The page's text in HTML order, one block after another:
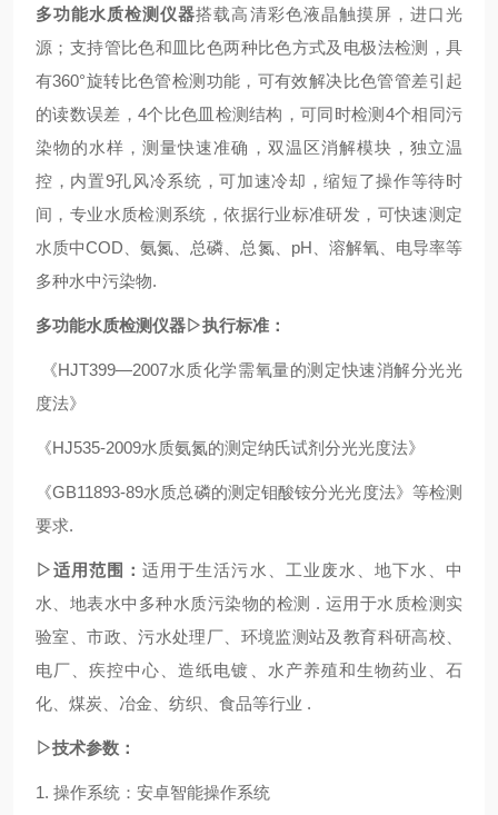
多功能水质检测仪器搭载高清彩色液晶触摸屏，进口光
源；支持管比色和皿比色两种比色方式及电极法检测，具
有360°旋转比色管检测功能，可有效解决比色管管差引起
的读数误差，4个比色皿检测结构，可同时检测4个相同污
染物的水样，测量快速准确，双温区消解模块，独立温
控，内置9孔风冷系统，可加速冷却，缩短了操作等待时
间，专业水质检测系统，依据行业标准研发，可快速测定
水质中COD、氨氮、总磷、总氮、pH、溶解氧、电导率等
多种水中污染物.
多功能水质检测仪器▷执行标准：
《HJT399—2007水质化学需氧量的测定快速消解分光光
度法》
《HJ535-2009水质氨氮的测定纳氏试剂分光光度法》
《GB11893-89水质总磷的测定钼酸铵分光光度法》等检测
要求.
▷适用范围：适用于生活污水、工业废水、地下水、中
水、地表水中多种水质污染物的检测 . 运用于水质检测实
验室、市政、污水处理厂、环境监测站及教育科研高校、
电厂、疾控中心、造纸电镀、水产养殖和生物药业、石
化、煤炭、冶金、纺织、食品等行业 .
▷技术参数：
1. 操作系统：安卓智能操作系统